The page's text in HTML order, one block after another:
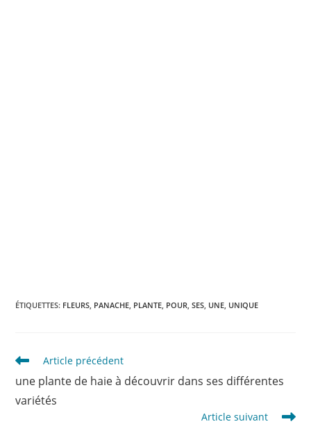
ÉTIQUETTES: FLEURS PANACHE PLANTE POUR SES UNE UNIQUE
Read
articles
Article précédent
une plante de haie à découvrir dans ses différentes
variétés
Article suivant